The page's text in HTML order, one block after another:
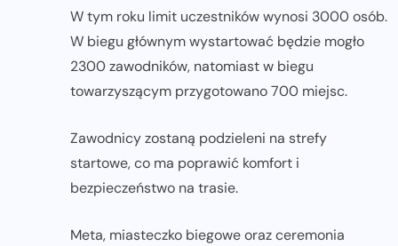
W tym roku limit uczestników wynosi 3000 osób.
W biegu głównym wystartować będzie mogło
2300 zawodników, natomiast w biegu
towarzyszącym przygotowano 700 miejsc.
Zawodnicy zostaną podzieleni na strefy
startowe, co ma poprawić komfort i
bezpieczeństwo na trasie.
Meta, miasteczko biegowe oraz ceremonia